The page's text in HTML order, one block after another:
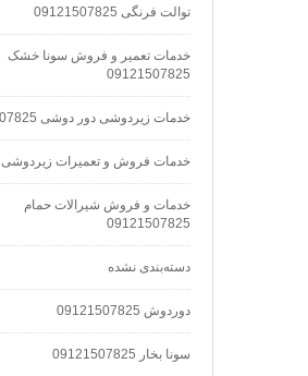
توالت فرنگی 09121507825
خدمات تعمیر و فروش سونا خشک
09121507825
خدمات زیردوشی دور دوشی 09121507825
خدمات فروش و تعمیرات زیردوشی
خدمات و فروش شیرالات حمام
09121507825
دسته‌بندی نشده
دوردوش 09121507825
سونا بخار 09121507825